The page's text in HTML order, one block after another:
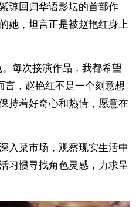
琼回归华语影坛的首部作
她，坦言正是被赵艳红身上
每次接演作品，我都希望
言，赵艳红不是一个刻意想
持着好奇心和热情，愿意在
入菜市场，观察现实生活中
习惯寻找角色灵感，力求呈